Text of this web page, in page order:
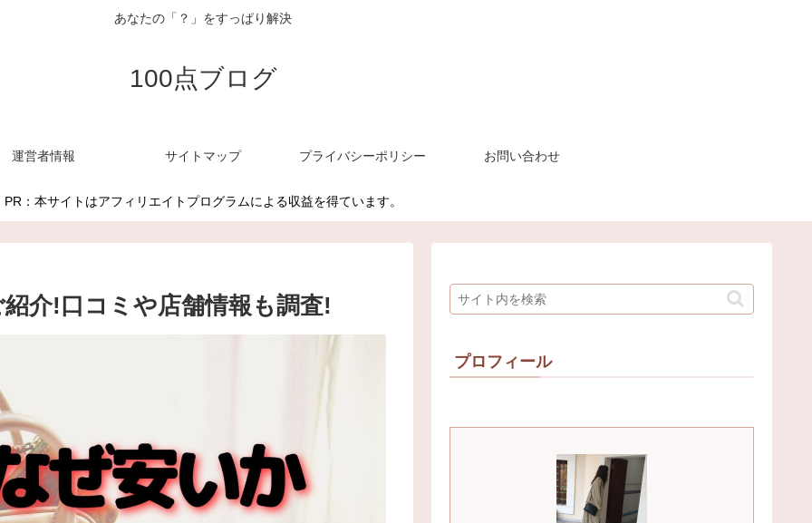
あなたの「？」をすっぱり解決
100点ブログ
運営者情報 サイトマップ プライバシーポリシー お問い合わせ
PR：本サイトはアフィリエイトプログラムによる収益を得ています。
介!口コミや店舗情報も調査!
プロフィール